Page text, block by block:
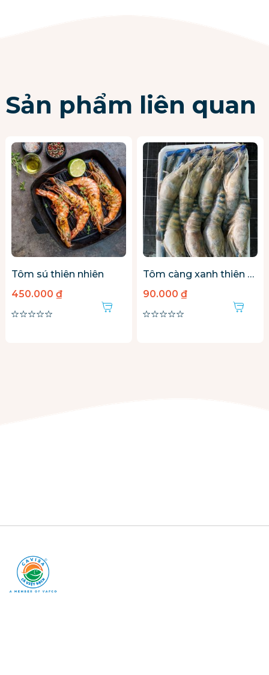
Sản phẩm liên quan
tôm sú thiên nhiên
450.000 ₫
tôm càng xanh thiên nhiên
90.000 ₫